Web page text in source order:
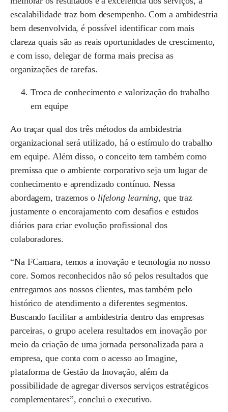
escalabilidade traz bom desempenho. Com a ambidestria
bem desenvolvida, é possível identificar com mais
clareza quais são as reais oportunidades de crescimento,
e com isso, delegar de forma mais precisa as
organizações de tarefas.
Troca de conhecimento e valorização do trabalho
em equipe
Ao traçar qual dos três métodos da ambidestria
organizacional será utilizado, há o estímulo do trabalho
em equipe. Além disso, o conceito tem também como
premissa que o ambiente corporativo seja um lugar de
conhecimento e aprendizado contínuo. Nessa
abordagem, trazemos o lifelong learning, que traz
justamente o encorajamento com desafios e estudos
diários para criar evolução profissional dos
colaboradores.
“Na FCamara, temos a inovação e tecnologia no nosso
core. Somos reconhecidos não só pelos resultados que
entregamos aos nossos clientes, mas também pelo
histórico de atendimento a diferentes segmentos.
Buscando facilitar a ambidestria dentro das empresas
parceiras, o grupo acelera resultados em inovação por
meio da criação de uma jornada personalizada para a
empresa, que conta com o acesso ao Imagine,
plataforma de Gestão da Inovação, além da
possibilidade de agregar diversos serviços estratégicos
complementares”, conclui o executivo.